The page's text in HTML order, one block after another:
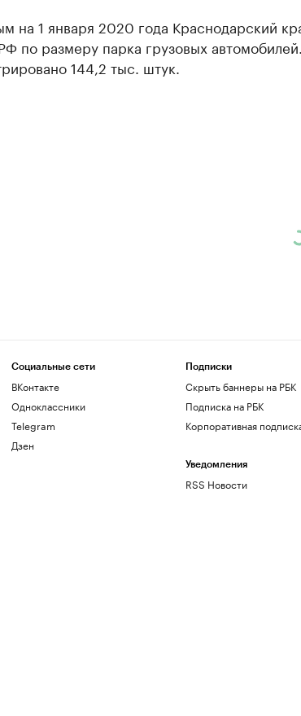
на 1 января 2020 года Краснодарский
по размеру парка грузовых
144,2 тыс. штук.
Социальные сети
ВКонтакте
Одноклассники
Telegram
Дзен
Подписки
Скрыть баннеры на РБК
Подписка на РБК
Корпоративная
Уведомления
RSS Новости